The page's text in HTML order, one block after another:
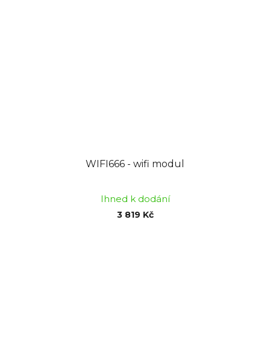
WIFI666 - wifi modul
Ihned k dodání
3 819 Kč